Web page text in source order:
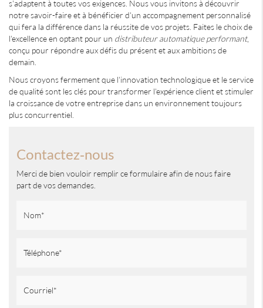
s'adaptent à toutes vos exigences. Nous vous invitons à découvrir
notre savoir-faire et à bénéficier d'un accompagnement personnalisé
qui fera la différence dans la réussite de vos projets. Faites le choix de
l'excellence en optant pour un distributeur automatique performant,
conçu pour répondre aux défis du présent et aux ambitions de
demain.
Nous croyons fermement que l'innovation technologique et le service
de qualité sont les clés pour transformer l'expérience client et stimuler
la croissance de votre entreprise dans un environnement toujours
plus concurrentiel.
Contactez-nous
Merci de bien vouloir remplir ce formulaire afin de nous faire
part de vos demandes.